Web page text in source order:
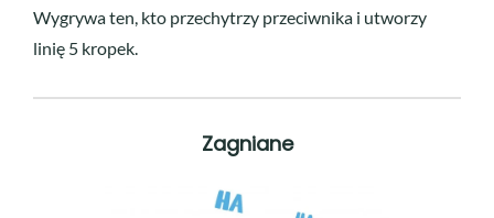
Wygrywa ten, kto przechytrzy przeciwnika i utworzy
linię 5 kropek.
Zagniane